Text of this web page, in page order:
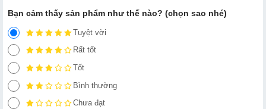
Bạn cảm thấy sản phẩm như thế nào? (chọn sao nhé)
Tuyệt vời
Rất tốt
Tốt
Bình thường
Chưa đạt